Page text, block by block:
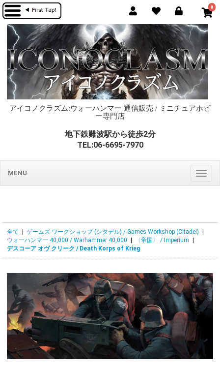
0
アイコノクラズム:ウォーハンマー 通信販売 / ミニチュアホビ
ー専門店
地下鉄難波駅から徒歩2分
TEL:06-6695-7970
MENU
全て ゲームズ ワークショップ (シタデル) / Games Workshop (Citadel)
ウォーハンマー 40,000 / Warhammer 40,000
〈帝国〉 / Imperium
デスコーア オヴ クリーク / Death Korps of Krieg